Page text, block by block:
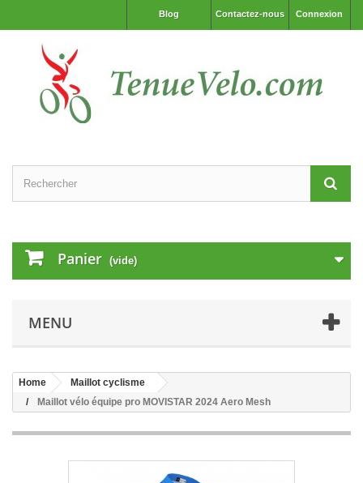
Connexion
Contactez-nous
Blog
Panier (vide)
MENU
Home
Maillot cyclisme
Maillot vélo équipe pro MOVISTAR 2024 Aero Mesh